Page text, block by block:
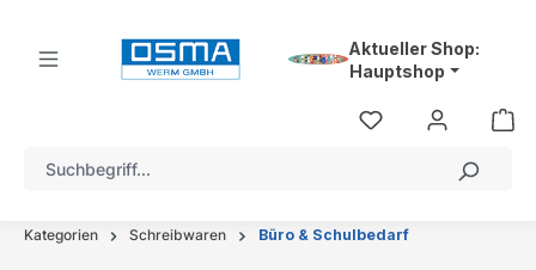
Aktueller Shop:
Hauptshop
Kategorien Schreibwaren Büro & Schulbedarf